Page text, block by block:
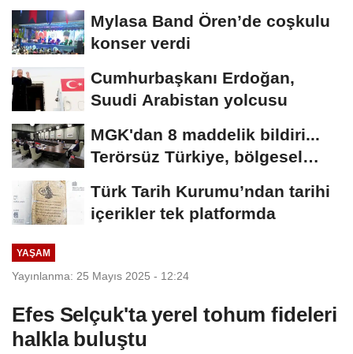
Mylasa Band Ören’de coşkulu
konser verdi
Cumhurbaşkanı Erdoğan,
Suudi Arabistan yolcusu
MGK'dan 8 maddelik bildiri...
Terörsüz Türkiye, bölgesel
Türk Tarih Kurumu’ndan tarihi
içerikler tek platformda
YAŞAM
Yayınlanma: 25 Mayıs 2025 - 12:24
Efes Selçuk'ta yerel tohum fideleri
halkla buluştu